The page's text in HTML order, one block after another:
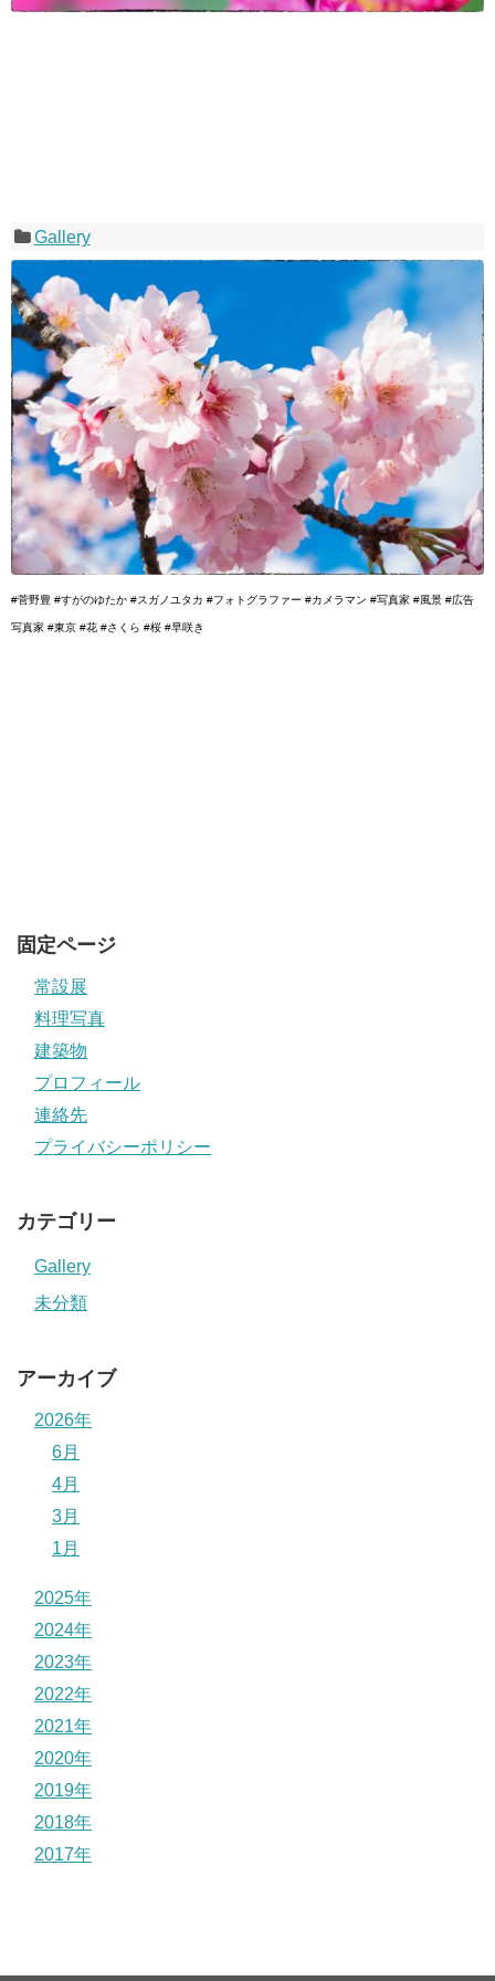
Gallery
#菅野豊 #すがのゆたか #スガノユタカ #フォトグラファー #カメラマン #写真家 #風景 #広告
写真家 #東京 #花 #さくら #桜 #早咲き
固定ページ
常設展
料理写真
建築物
プロフィール
連絡先
プライバシーポリシー
カテゴリー
Gallery
未分類
アーカイブ
2026年
6月
4月
3月
1月
2025年
2024年
2023年
2022年
2021年
2020年
2019年
2018年
2017年